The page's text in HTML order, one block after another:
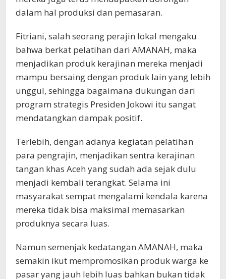
dalam hal produksi dan pemasaran.
Fitriani, salah seorang perajin lokal mengaku
bahwa berkat pelatihan dari AMANAH, maka
menjadikan produk kerajinan mereka menjadi
mampu bersaing dengan produk lain yang lebih
unggul, sehingga bagaimana dukungan dari
program strategis Presiden Jokowi itu sangat
mendatangkan dampak positif.
Terlebih, dengan adanya kegiatan pelatihan
para pengrajin, menjadikan sentra kerajinan
tangan khas Aceh yang sudah ada sejak dulu
menjadi kembali terangkat. Selama ini
masyarakat sempat mengalami kendala karena
mereka tidak bisa maksimal memasarkan
produknya secara luas.
Namun semenjak kedatangan AMANAH, maka
semakin ikut mempromosikan produk warga ke
pasar yang jauh lebih luas bahkan bukan tidak